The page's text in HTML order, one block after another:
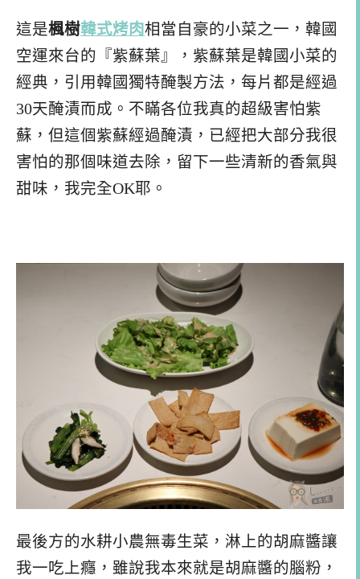
這是楓樹韓式烤肉相當自豪的小菜之一，韓國
空運來台的『紫蘇葉』，紫蘇葉是韓國小菜的
經典，引用韓國獨特醃製方法，每片都是經過
30天醃漬而成。不瞞各位我真的超級害怕紫
蘇，但這個紫蘇經過醃漬，已經把大部分我很
害怕的那個味道去除，留下一些清新的香氣與
甜味，我完全OK耶。
最後方的水耕小農無毒生菜，淋上的胡麻醬讓
我一吃上癮，雖說我本來就是胡麻醬的腦粉，